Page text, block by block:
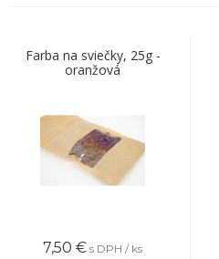
Farba na sviečky, 25g -
oranžová
7,50 € s DPH / ks